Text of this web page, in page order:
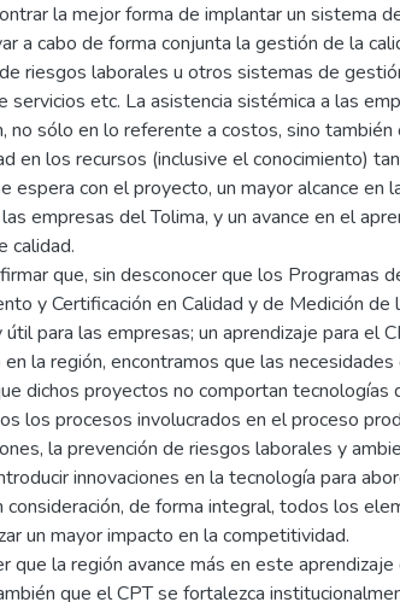
la mejor forma de implantar un sistema
a cabo de forma conjunta la gestión de la
riesgos laborales u otros sistemas de
servicios etc. La asistencia sistémica a las
no sólo en lo referente a costos, sino también
en los recursos (inclusive el conocimiento)
espera con el proyecto, un mayor alcance en
empresas del Tolima, y un avance en el
calidad.
que, sin desconocer que los Programas
y Certificación en Calidad y de Medición de
para las empresas; un aprendizaje para el
la región, encontramos que las
dichos proyectos no comportan tecnologías
los procesos involucrados en el proceso
la prevención de riesgos laborales y
innovaciones en la tecnología para
consideración, de forma integral, todos los
un mayor impacto en la competitividad.
que la región avance más en este
que el CPT se fortalezca